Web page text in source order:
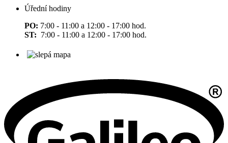
Úřední hodiny
PO: 7:00 - 11:00 a 12:00 - 17:00 hod.
ST: 7:00 - 11:00 a 12:00 - 17:00 hod.